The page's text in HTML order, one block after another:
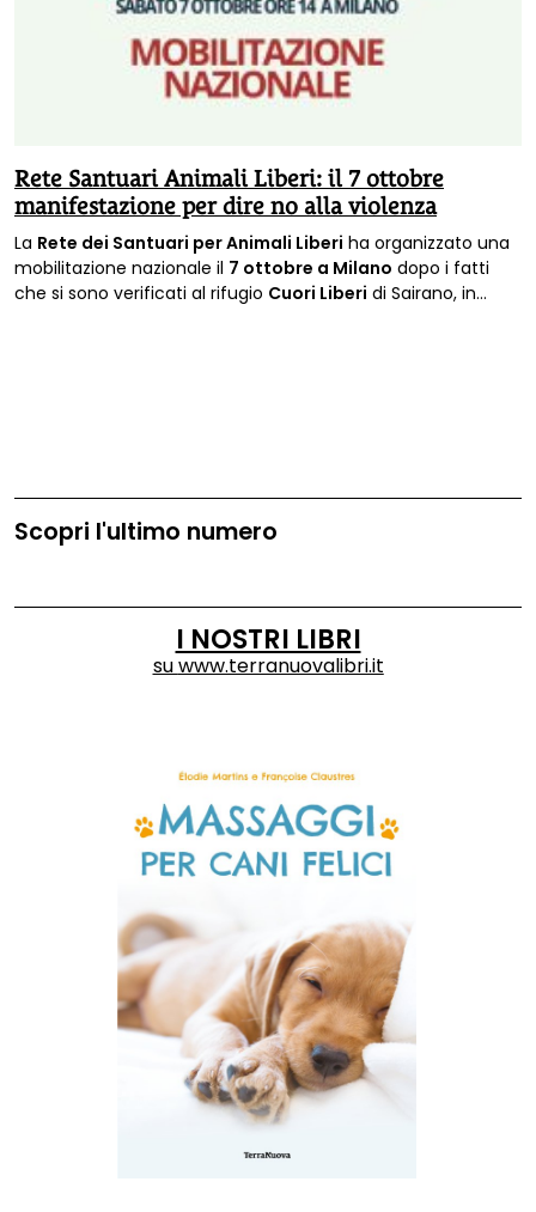
Rete Santuari Animali Liberi: il 7 ottobre
manifestazione per dire no alla violenza
La Rete dei Santuari per Animali Liberi ha organizzato una
mobilitazione nazionale il 7 ottobre a Milano dopo i fatti
che si sono verificati al rifugio Cuori Liberi di Sairano, in
Scopri l'ultimo numero
I NOSTRI LIBRI
suwww.terranuovalibri.it